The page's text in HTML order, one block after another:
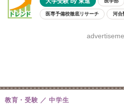
医専予備校徹底リサーチ 河合
8月開催学校説明会・
教育・受験 中学生